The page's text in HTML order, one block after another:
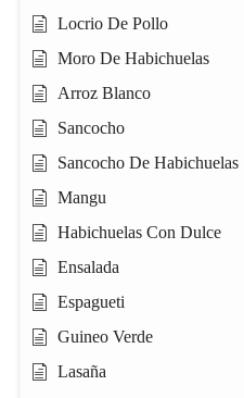
Locrio De Pollo
Moro De Habichuelas
Arroz Blanco
Sancocho
Sancocho De Habichuelas
Mangu
Habichuelas Con Dulce
Ensalada
Espagueti
Guineo Verde
Lasaña